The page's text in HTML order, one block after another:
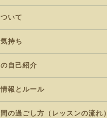
いて
持ち
自己紹介
報とルール
の過ごし方（レッスンの流れ）